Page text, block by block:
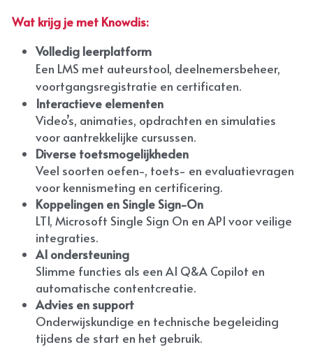
Wat krijg je met Knowdis:
Volledig leerplatform
Een LMS met auteurstool, deelnemersbeheer,
voortgangsregistratie en certificaten.
Interactieve elementen
Video’s, animaties, opdrachten en simulaties
voor aantrekkelijke cursussen.
Diverse toetsmogelijkheden
Veel soorten oefen-, toets- en evaluatievragen
voor kennismeting en certificering.
Koppelingen en Single Sign-On
LTI, Microsoft Single Sign On en API voor veilige
integraties.
AI ondersteuning
Slimme functies als een AI Q&A Copilot en
automatische contentcreatie.
Advies en support
Onderwijskundige en technische begeleiding
tijdens de start en het gebruik.